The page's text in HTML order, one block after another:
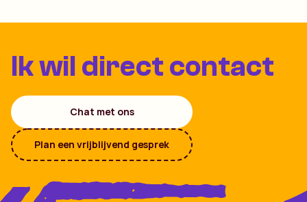
Ik wil direct contact
Chat met ons
Plan een vrijblijvend gesprek